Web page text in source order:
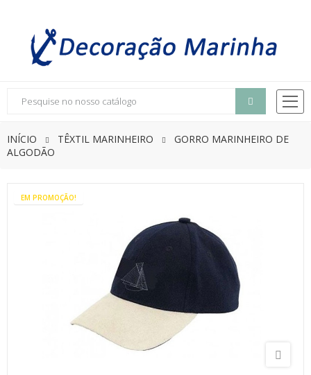
INÍCIO TÊXTIL MARINHEIRO
GORRO MARINHEIRO DE
ALGODÃO
EM PROMOÇÃO!